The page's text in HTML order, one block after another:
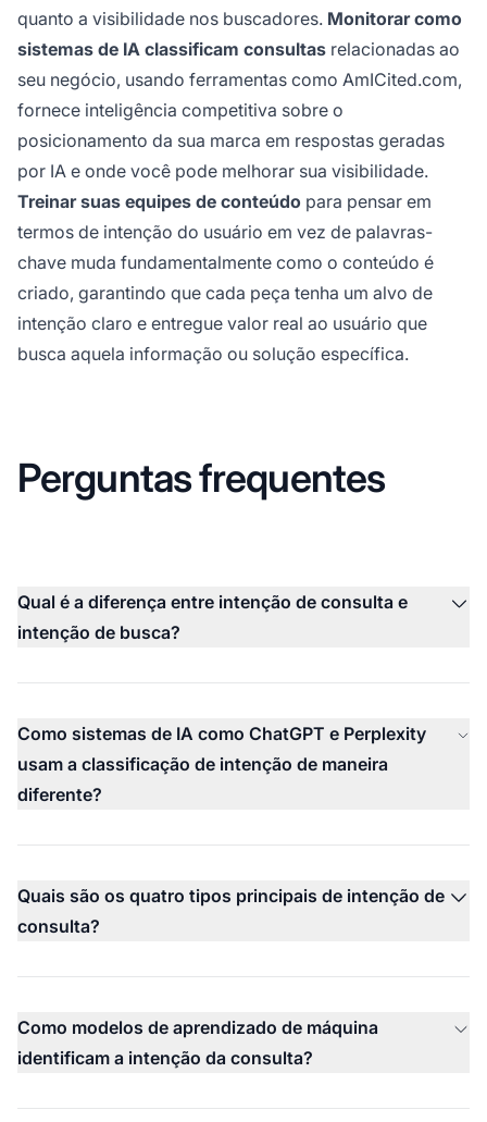
quanto a visibilidade nos buscadores. Monitorar como
sistemas de IA classificam consultas relacionadas ao
seu negócio, usando ferramentas como AmICited.com,
fornece inteligência competitiva sobre o
posicionamento da sua marca em respostas geradas
por IA e onde você pode melhorar sua visibilidade.
Treinar suas equipes de conteúdo para pensar em
termos de intenção do usuário em vez de palavras-
chave muda fundamentalmente como o conteúdo é
criado, garantindo que cada peça tenha um alvo de
intenção claro e entregue valor real ao usuário que
busca aquela informação ou solução específica.
Perguntas frequentes
Qual é a diferença entre intenção de consulta e
intenção de busca?
Como sistemas de IA como ChatGPT e Perplexity
usam a classificação de intenção de maneira
diferente?
Quais são os quatro tipos principais de intenção de
consulta?
Como modelos de aprendizado de máquina
identificam a intenção da consulta?